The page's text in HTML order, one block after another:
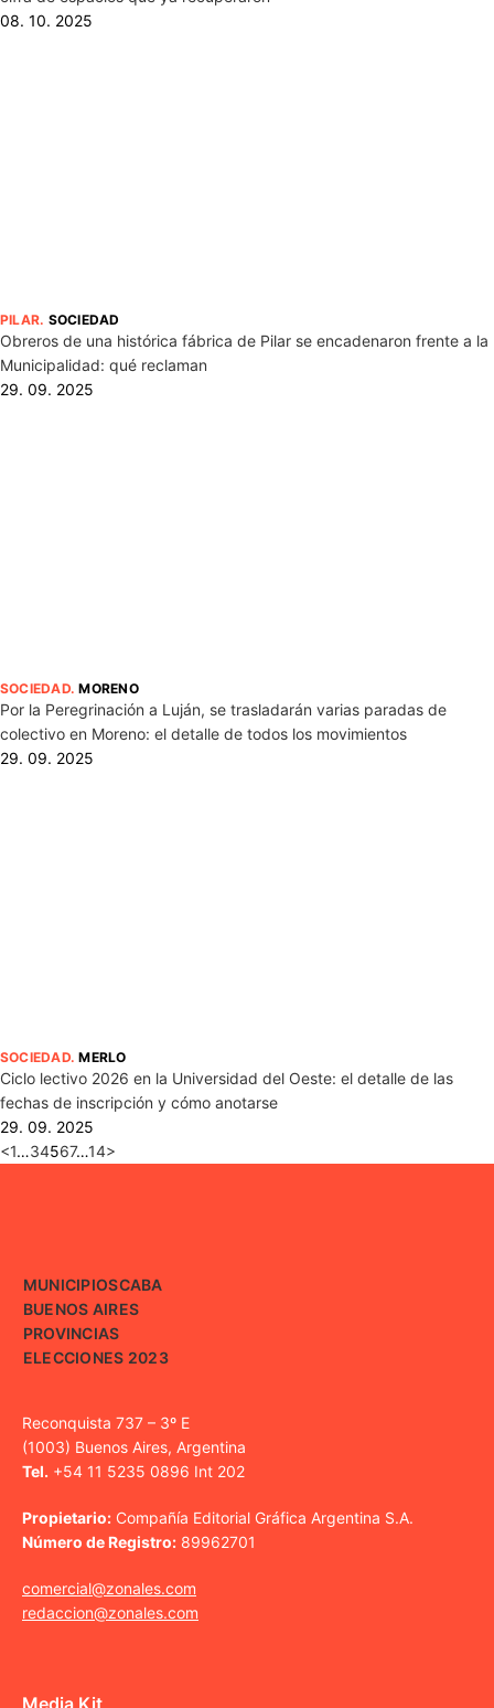
08. 10. 2025
PILAR. SOCIEDAD
Obreros de una histórica fábrica de Pilar se encadenaron frente a la
Municipalidad: qué reclaman
29. 09. 2025
SOCIEDAD.MORENO
Por la Peregrinación a Luján, se trasladarán varias paradas de
colectivo en Moreno: el detalle de todos los movimientos
29. 09. 2025
SOCIEDAD.MERLO
Ciclo lectivo 2026 en la Universidad del Oeste: el detalle de las
fechas de inscripción y cómo anotarse
29. 09. 2025
<1…34567…14>
MUNICIPIOSCABA
BUENOS AIRES
PROVINCIAS
ELECCIONES 2023
Reconquista 737 – 3º E
(1003) Buenos Aires, Argentina
Tel. +54 11 5235 0896 Int 202
Propietario: Compañía Editorial Gráfica Argentina S.A.
Número de Registro: 89962701
comercial@zonales.com
redaccion@zonales.com
Media Kit